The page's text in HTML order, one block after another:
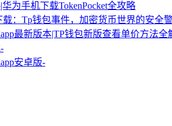
为手机下载TokenPocket全攻略
载：Tp钱包事件，加密货币世界的安全
最新版本|TP钱包新版查看单价方法全
安卓版-